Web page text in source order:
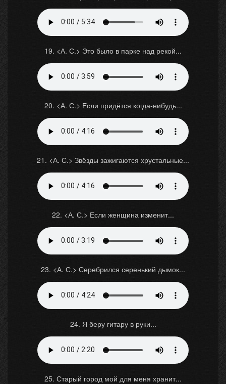
19. <А. С.> Это было в парке над рекой...
20. <А. С.> Если придётся когда-нибудь...
21. <А. С.> Звёзды зажигаются хрустальные...
22. <А. С.> Если женщина изменит...
23. <А. С.> Серебрился серенький дымок...
24. Я беру гитару в руки...
25. Старый город мой для меня хранит...